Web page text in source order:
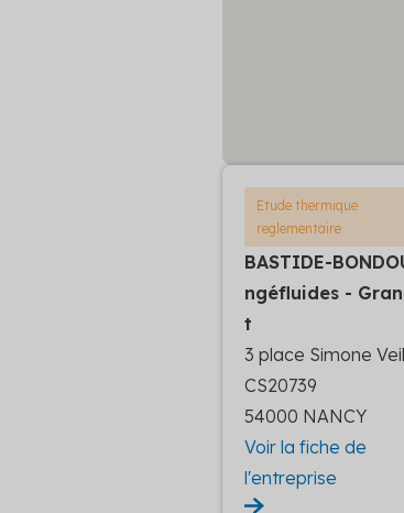
Etude thermique
reglementaire
BASTIDE-
ngéfluides -
t
3 place Simone Veil
CS20739
54000 NANCY
Voir la fiche de
l'entreprise